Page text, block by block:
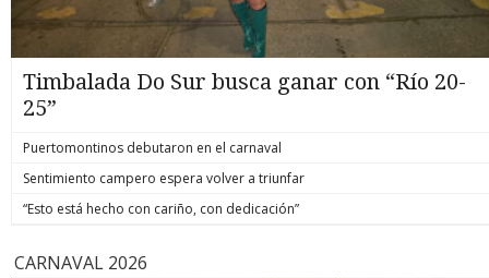
Timbalada Do Sur busca ganar con “Río 20-
25”
Puertomontinos debutaron en el carnaval
Sentimiento campero espera volver a triunfar
“Esto está hecho con cariño, con dedicación”
CARNAVAL 2026